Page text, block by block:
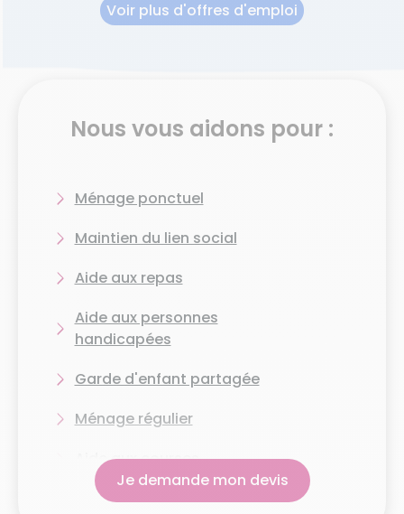
Nous avons aussi une agence à
Chassieu.
Voir plus d'offres d'emploi
Nous vous aidons pour :
Ménage ponctuel
Maintien du lien social
Aide aux repas
Aide aux personnes
handicapées
Garde d'enfant partagée
Ménage régulier
Aide aux courses
Grand ménage de
Je demande mon devis